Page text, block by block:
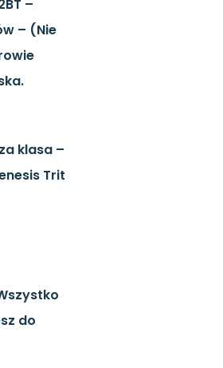
–
– (Nie
klasa –
Trit
do